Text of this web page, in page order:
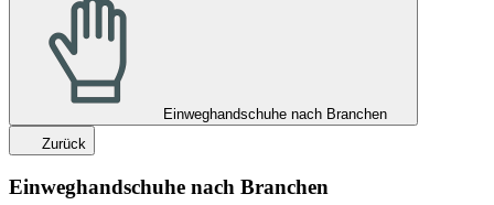
Einweghandschuhe nach Branchen
Zurück
Einweghandschuhe nach Branchen